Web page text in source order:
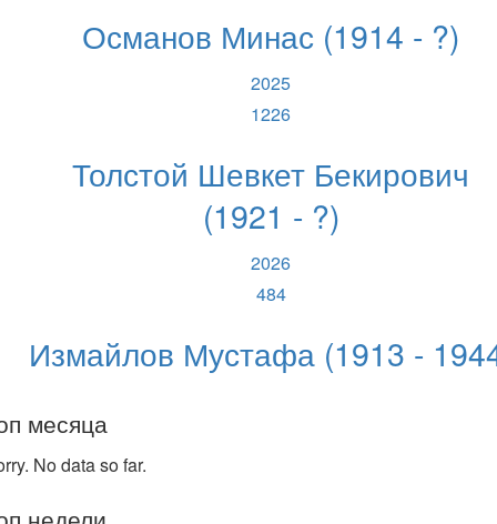
Османов Минас (1914 - ?)
2025
1226
Толстой Шевкет Бекирович
(1921 - ?)
2026
484
Измайлов Мустафа (1913 -
месяца
No data so far.